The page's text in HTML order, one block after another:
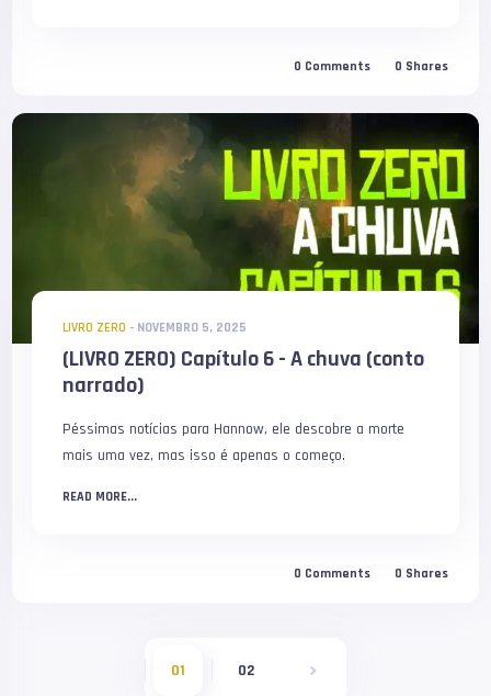
0 Comments 0 Shares
LIVRO ZERO - NOVEMBRO 5, 2025
(LIVRO ZERO) Capítulo 6 - A chuva (conto
narrado)
Péssimas notícias para Hannow, ele descobre a morte
mais uma vez, mas isso é apenas o começo.
READ MORE...
0 Comments 0 Shares
01 02